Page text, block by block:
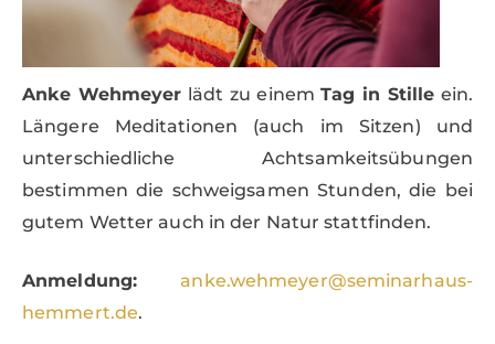
Anke Wehmeyer lädt zu einemTag in Stille ein.
Längere Meditationen (auch im Sitzen) und
unterschiedliche Achtsamkeitsübungen
bestimmen die schweigsamen Stunden, die bei
gutem Wetter auch in der Natur stattfinden.
Anmeldung:
anke.wehmeyer@seminarhaus-
hemmert.de.